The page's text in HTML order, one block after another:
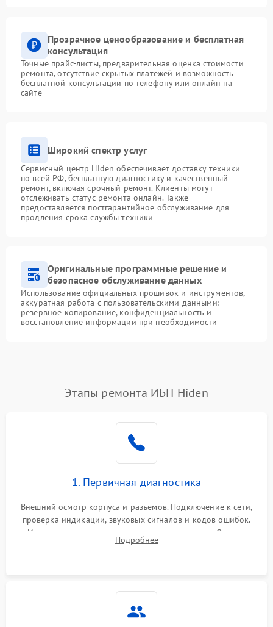
Прозрачное ценообразование и бесплатная
консультация
Точные прайс-листы, предварительная оценка стоимости
ремонта, отсутствие скрытых платежей и возможность
бесплатной консультации по телефону или онлайн на
сайте
Широкий спектр услуг
Сервисный центр Hiden обеспечивает доставку техники
по всей РФ, бесплатную диагностику и качественный
ремонт, включая срочный ремонт. Клиенты могут
отслеживать статус ремонта онлайн. Также
предоставляется постгарантийное обслуживание для
продления срока службы техники
Оригинальные программные решение и
безопасное обслуживание данных
Использование официальных прошивок и инструментов,
аккуратная работа с пользовательскими данными:
резервное копирование, конфиденциальность и
восстановление информации при необходимости
Этапы ремонта ИБП Hiden
1. Первичная диагностика
Внешний осмотр корпуса и разъемов. Подключение к сети,
проверка индикации, звуковых сигналов и кодов ошибок.
Измерение входного и выходного напряжения. Оценка
реакции ИБП на отключение основного питания без
Подробнее